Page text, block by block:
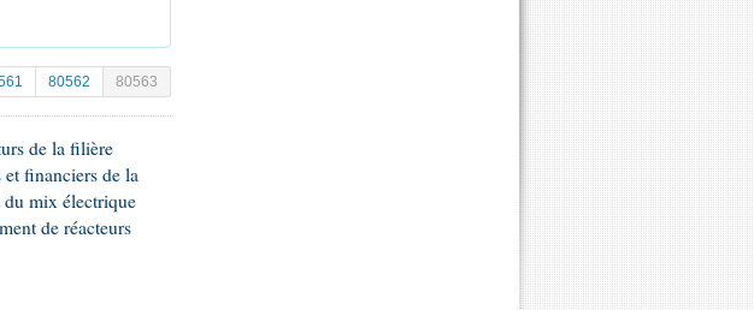
80562 80563
de la filière
et financiers de la
du mix électrique
de réacteurs